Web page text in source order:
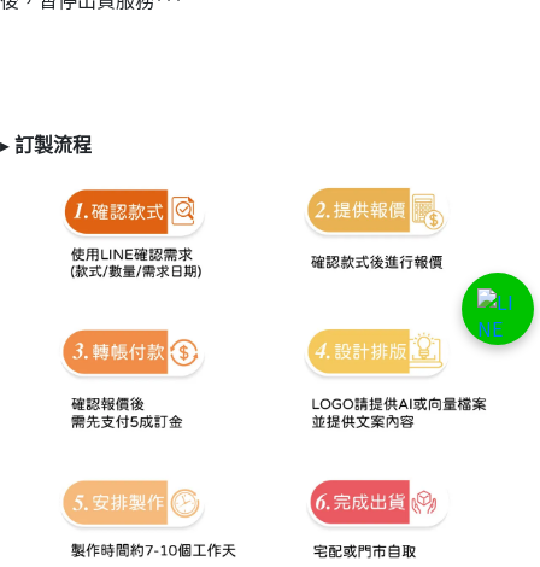
▸ 訂製流程